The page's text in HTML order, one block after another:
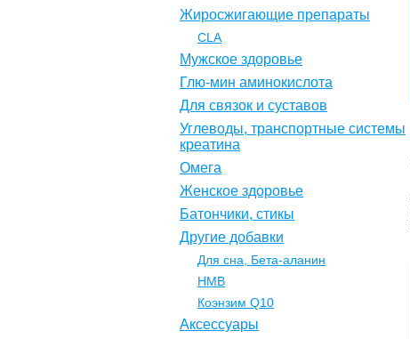
Жиросжигающие препараты
CLA
Мужское здоровье
Глю-мин аминокислота
Для связок и суставов
Углеводы, транспортные системы
креатина
Омега
Женское здоровье
Батончики, стикы
Другие добавки
Для сна, Бета-аланин
НМВ
Коэнзим Q10
Аксессуары